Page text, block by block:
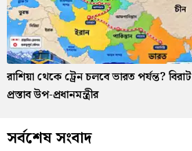
রাশিয়া থেকে ট্রেন চলবে ভারত পর্যন্ত? বিরাট
প্রস্তাব উপ-প্রধানমন্ত্রীর
সর্বশেষ সংবাদ